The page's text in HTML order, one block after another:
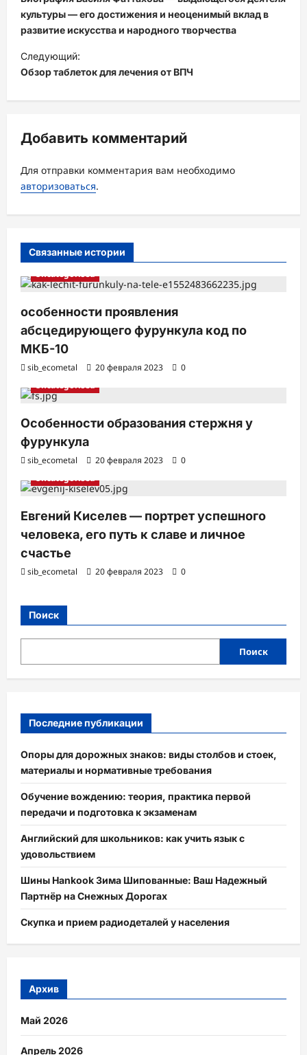
в
и
г
а
ц
я
з
а
и
культуры — его достижения и неоценимый вклад в
развитие искусства и народного творчества
Следующий:
Обзор таблеток для лечения от ВПЧ
Добавить комментарий
Для отправки комментария вам необходимо
авторизоваться.
Связанные истории
Uncategorised
особенности проявления
абсцедирующего фурункула код по
МКБ-10
sib_ecometal 20 февраля 2023
0
Uncategorised
Особенности образования стержня у
фурункула
sib_ecometal 20 февраля 2023
0
Uncategorised
Евгений Киселев — портрет успешного
человека, его путь к славе и личное
счастье
sib_ecometal 20 февраля 2023 0
Поиск
Поиск
Последние публикации
Опоры для дорожных знаков: виды столбов и стоек,
материалы и нормативные требования
Обучение вождению: теория, практика первой
передачи и подготовка к экзаменам
Английский для школьников: как учить язык с
удовольствием
Шины Hankook Зима Шипованные: Ваш Надежный
Партнёр на Снежных Дорогах
Скупка и прием радиодеталей у населения
Архив
Май 2026
Апрель 2026